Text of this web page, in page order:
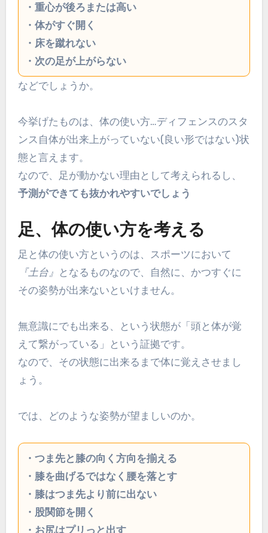
・重心が後ろまたは高い
・体がすぐ開く
・床を蹴れない
・次の足が上がらない
などでしょうか。
今挙げたものは、体の使い方…ディフェンスのスタ
ンス自体が出来上がっていない(良い形ではない)状
態と言えます。
なので、足が動かない理由として考えられるし、
予測ができても抜かれやすいでしょう
足、体の使い方を考える
足と体の使い方というのは、スポーツにおいて
『土台』 となるものなので、自然に、かつすぐに
その姿勢が出来ないといけません。
無意識にでも出来る、という状態が「頭と体が覚
えて繋がっている」という証拠です。
なので、その状態に出来るまで体に覚えさせまし
ょう。
では、どのような姿勢が望ましいのか。
・つま先と膝の向く方向を揃える
・膝を曲げるではなく腰を落とす
・膝はつま先より前に出ない
・股関節を開く
・お尻はプリっと出す